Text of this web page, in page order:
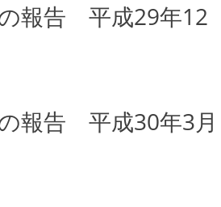
の報告 平成29年12
報告 平成30年3月